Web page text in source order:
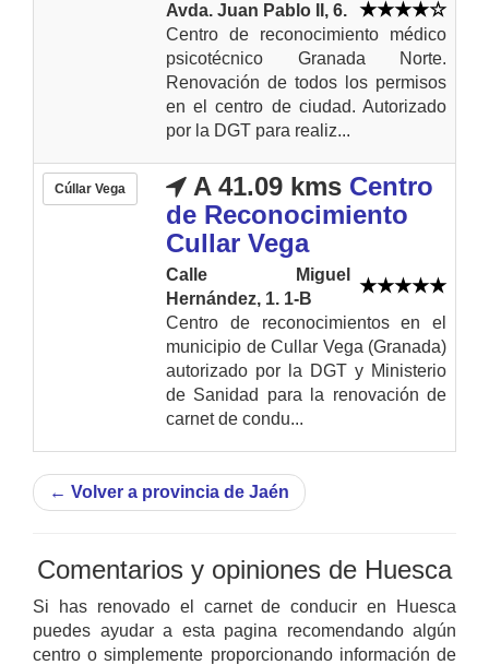
Avda. Juan Pablo II, 6.
Centro de reconocimiento médico
psicotécnico Granada Norte.
Renovación de todos los permisos
en el centro de ciudad. Autorizado
por la DGT para realiz...
Cúllar Vega A 41.09 kms Centro
de Reconocimiento
Cullar Vega
Calle Miguel
Hernández, 1. 1-B
Centro de reconocimientos en el
municipio de Cullar Vega (Granada)
autorizado por la DGT y Ministerio
de Sanidad para la renovación de
carnet de condu...
← Volver a provincia de Jaén
Comentarios y opiniones de Huesca
Si has renovado el carnet de conducir en Huesca
puedes ayudar a esta pagina recomendando algún
centro o simplemente proporcionando información de